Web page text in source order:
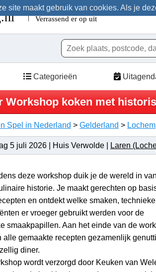
site maakt gebruik van cookies. Als je
Categorieën
Workshop koken met
Spel in Nederland > Gelderland > Lochem
5 juli 2026 | Huis Verwolde | Laren
deze workshop duik je de wereld in van
historie. Je maakt gerechten op
en ontdekt welke smaken,
er vroeger gebruikt werden voor de
smaakpapillen. Aan het einde van de
alle gemaakte recepten gezamenlijk
diner.
wordt verzorgd door Keuken van